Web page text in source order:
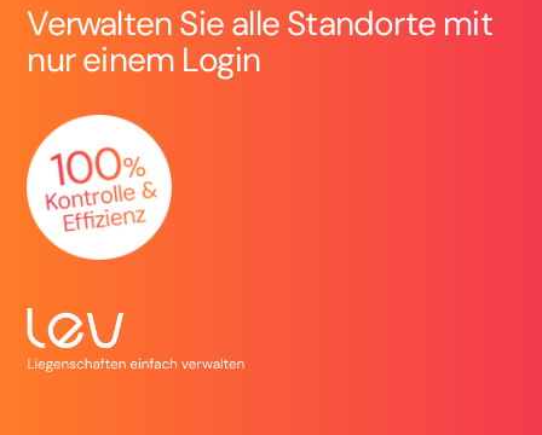
Verwalten Sie alle Standorte mit
nur einem Login